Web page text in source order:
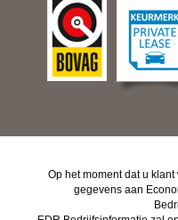
Op het moment dat u
gegevens aan